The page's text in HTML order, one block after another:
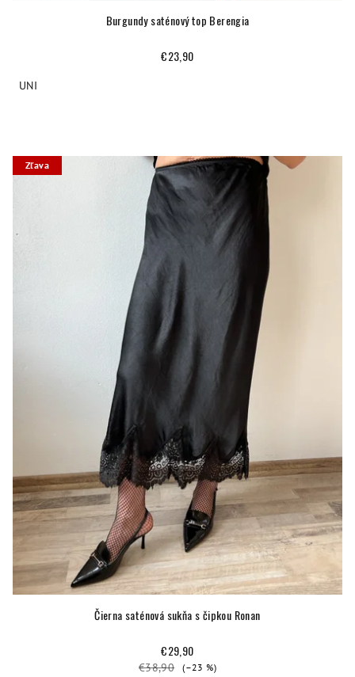
Burgundy saténový top Berengia
€23,90
UNI
Zľava
Čierna saténová sukňa s čipkou Ronan
€29,90
€38,90 (–23 %)